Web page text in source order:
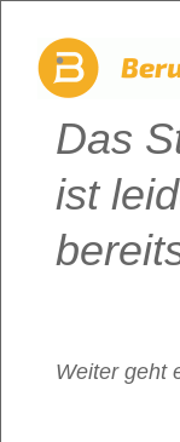
Das
ist
Weiter geht